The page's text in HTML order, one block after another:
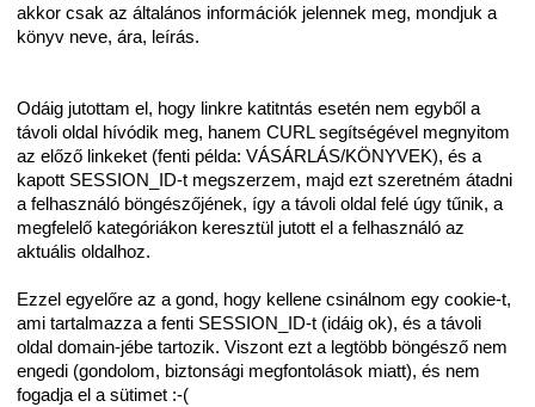
akkor csak az általános információk jelennek meg, mondjuk a
könyv neve, ára, leírás.
Odáig jutottam el, hogy linkre katitntás esetén nem egyből a
távoli oldal hívódik meg, hanem CURL segítségével megnyitom
az előző linkeket (fenti példa: VÁSÁRLÁS/KÖNYVEK), és a
kapott SESSION_ID-t megszerzem, majd ezt szeretném átadni
a felhasználó böngészőjének, így a távoli oldal felé úgy tűnik, a
megfelelő kategóriákon keresztül jutott el a felhasználó az
aktuális oldalhoz.
Ezzel egyelőre az a gond, hogy kellene csinálnom egy cookie-t,
ami tartalmazza a fenti SESSION_ID-t (idáig ok), és a távoli
oldal domain-jébe tartozik. Viszont ezt a legtöbb böngésző nem
engedi (gondolom, biztonsági megfontolások miatt), és nem
fogadja el a sütimet :-(